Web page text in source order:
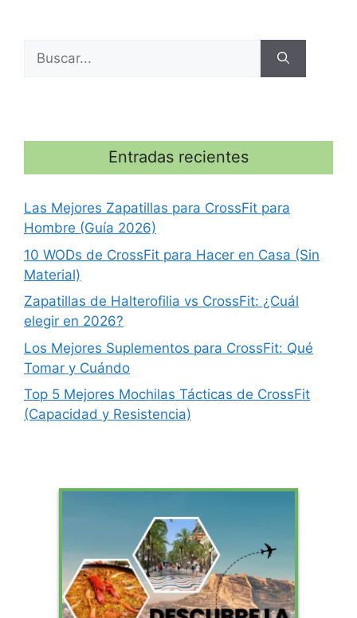
Buscar:
Entradas recientes
Las Mejores Zapatillas para CrossFit para
Hombre (Guía 2026)
10 WODs de CrossFit para Hacer en Casa (Sin
Material)
Zapatillas de Halterofilia vs CrossFit: ¿Cuál
elegir en 2026?
Los Mejores Suplementos para CrossFit: Qué
Tomar y Cuándo
Top 5 Mejores Mochilas Tácticas de CrossFit
(Capacidad y Resistencia)